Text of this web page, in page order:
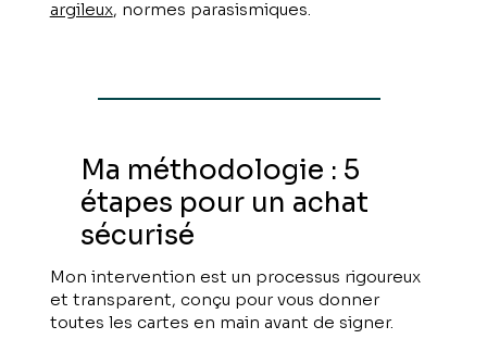
argileux, normes parasismiques.
Ma méthodologie : 5
étapes pour un achat
sécurisé
Mon intervention est un processus rigoureux
et transparent, conçu pour vous donner
toutes les cartes en main avant de signer.